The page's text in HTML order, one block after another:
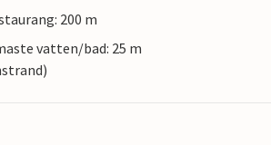
200 m
vatten/bad: 25 m